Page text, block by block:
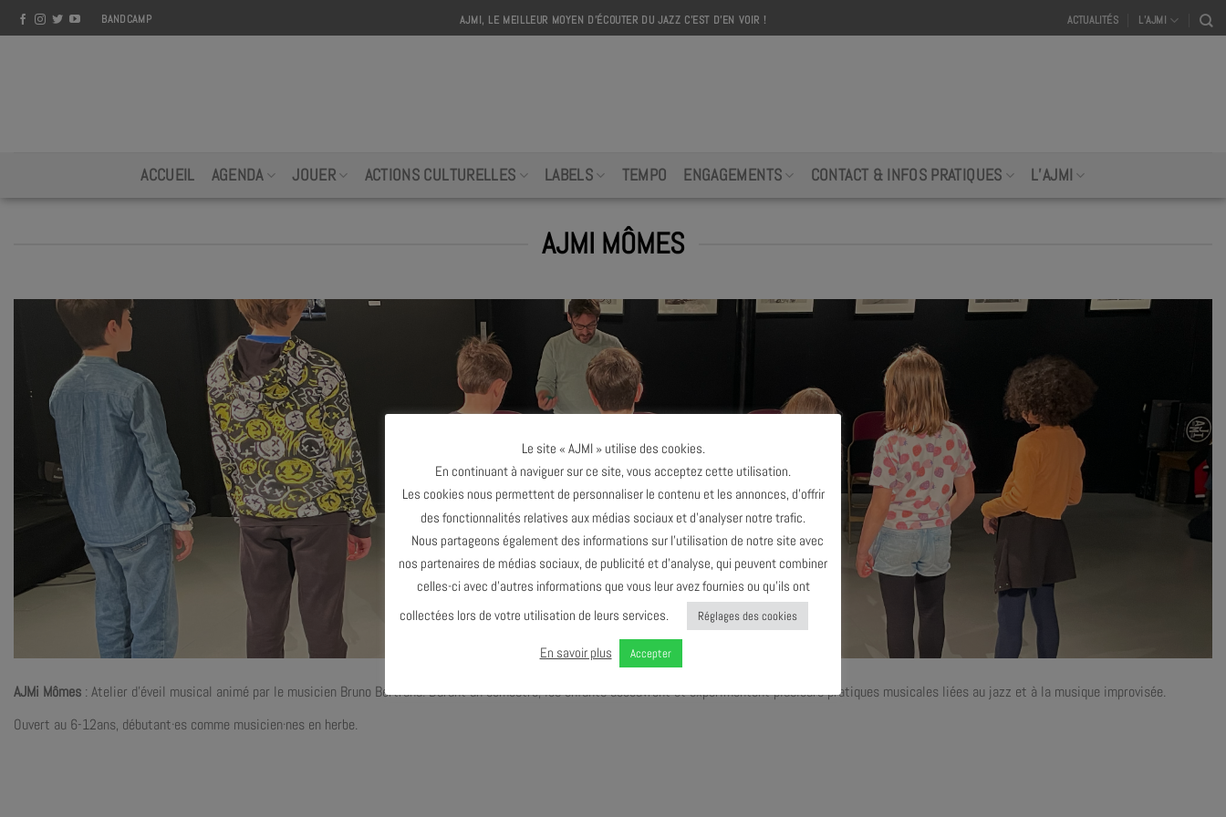
Skip
to
BANDCAMP AJMI, LE MEILLEUR MOYEN D'ÉCOUTER DU JAZZ C'EST D'EN VOIR ! ACTUALITÉS L’AJMI
ACCUEIL AGENDA JOUER ACTIONS CULTURELLES LABELS TEMPO ENGAGEMENTS CONTACT & INFOS PRATIQUES L’AJMI
AJMI MÔMES
AJMi Mômes : Atelier d’éveil musical animé par le musicien Bruno Bertrand. Durant un semestre, les enfants découvrent et expérimentent plusieurs pratiques musicales liées au jazz et à la musique improvisée.
Ouvert au 6-12ans, débutant·es comme musicien·nes en herbe.
Le site « AJMI » utilise des cookies.
En continuant à naviguer sur ce site, vous acceptez cette utilisation.
Les cookies nous permettent de personnaliser le contenu et les annonces, d’offrir
des fonctionnalités relatives aux médias sociaux et d’analyser notre trafic.
Nous partageons également des informations sur l’utilisation de notre site avec
nos partenaires de médias sociaux, de publicité et d’analyse, qui peuvent combiner
celles-ci avec d’autres informations que vous leur avez fournies ou qu’ils ont
collectées lors de votre utilisation de leurs services.
Réglages des cookies
En savoir plus Accepter